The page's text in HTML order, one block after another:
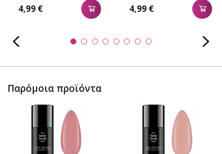
4,99 € 4,99 €
Παρόμοια προϊόντα